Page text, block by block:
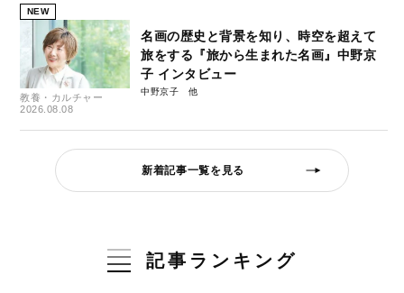
NEW
教養・カルチャー
2026.08.08
名画の歴史と背景を知り、時空を超えて
旅をする『旅から生まれた名画』中野京
子 インタビュー
中野京子
新着記事一覧を見る
記事ランキング